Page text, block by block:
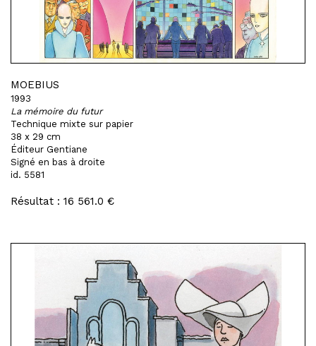
MOEBIUS
1993
La mémoire du futur
Technique mixte sur papier
38 x 29 cm
Éditeur Gentiane
Signé en bas à droite
id. 5581
Résultat : 16 561.0 €